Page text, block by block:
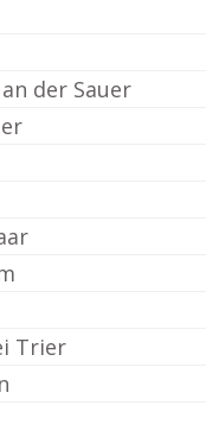
der Sauer
Trier